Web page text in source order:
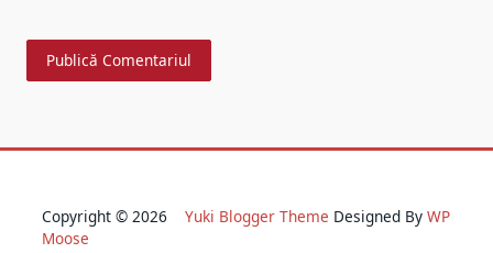
Copyright © 2026 Yuki Blogger Theme Designed By WP
Moose